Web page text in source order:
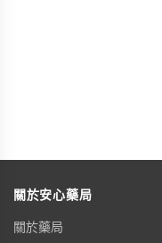
關於安心藥局
關於藥局